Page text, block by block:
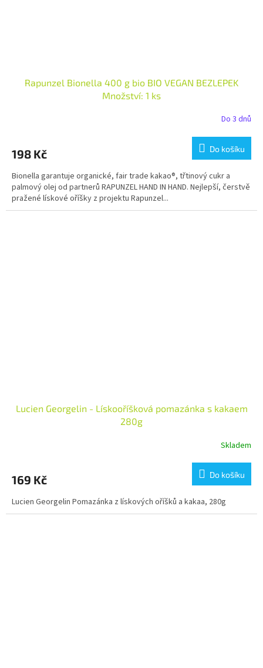
Rapunzel Bionella 400 g bio BIO VEGAN BEZLEPEK
Množství: 1 ks
Do 3 dnů
198 Kč Do košíku
Bionella garantuje organické, fair trade kakao®, třtinový cukr a
palmový olej od partnerů RAPUNZEL HAND IN HAND. Nejlepší, čerstvě
pražené lískové oříšky z projektu Rapunzel...
Lucien Georgelin - Lískooříšková pomazánka s kakaem
280g
Skladem
169 Kč Do košíku
Lucien Georgelin Pomazánka z lískových oříšků a kakaa, 280g